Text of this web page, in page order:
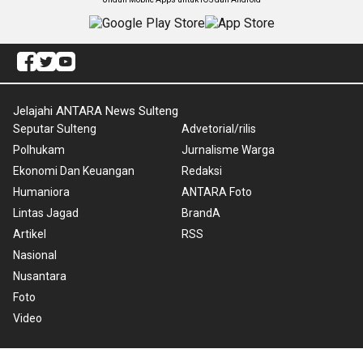
Jelajahi ANTARA News Sulteng
Seputar Sulteng
Polhukam
Ekonomi Dan Keuangan
Humaniora
Lintas Jagad
Artikel
Nasional
Nusantara
Foto
Video
Advetorial/rilis
Jurnalisme Warga
Redaksi
ANTARA Foto
BrandA
RSS